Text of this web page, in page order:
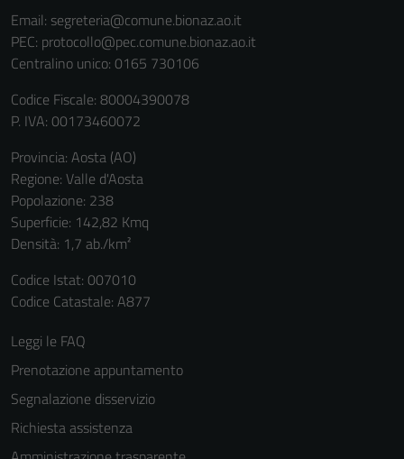
Email: segreteria@comune.bionaz.ao.it
PEC: protocollo@pec.comune.bionaz.ao.it
Centralino unico: 0165 730106
Codice Fiscale: 80004390078
P. IVA: 00173460072
Provincia: Aosta (AO)
Regione: Valle d'Aosta
Popolazione: 238
Superficie: 142,82 Kmq
Densità: 1,7 ab./km²
Codice Istat: 007010
Codice Catastale: A877
Leggi le FAQ
Prenotazione appuntamento
Segnalazione disservizio
Richiesta assistenza